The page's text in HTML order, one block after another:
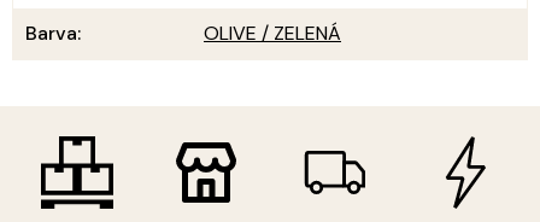
Barva: OLIVE / ZELENÁ